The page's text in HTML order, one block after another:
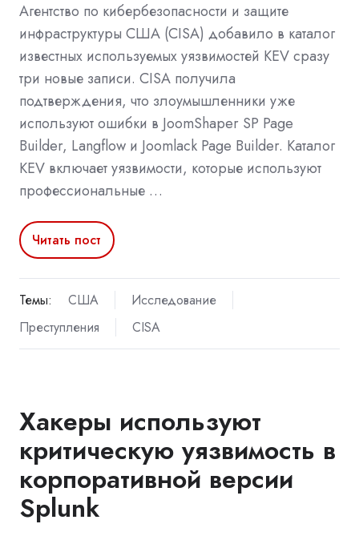
Агентство по кибербезопасности и защите
инфраструктуры США (CISA) добавило в каталог
известных используемых уязвимостей KEV сразу
три новые записи. CISA получила
подтверждения, что злоумышленники уже
используют ошибки в JoomShaper SP Page
Builder, Langflow и Joomlack Page Builder. Каталог
KEV включает уязвимости, которые используют
профессиональные …
Читать пост
Темы: США
Исследование
Преступления
CISA
Хакеры используют
критическую уязвимость в
корпоративной версии
Splunk